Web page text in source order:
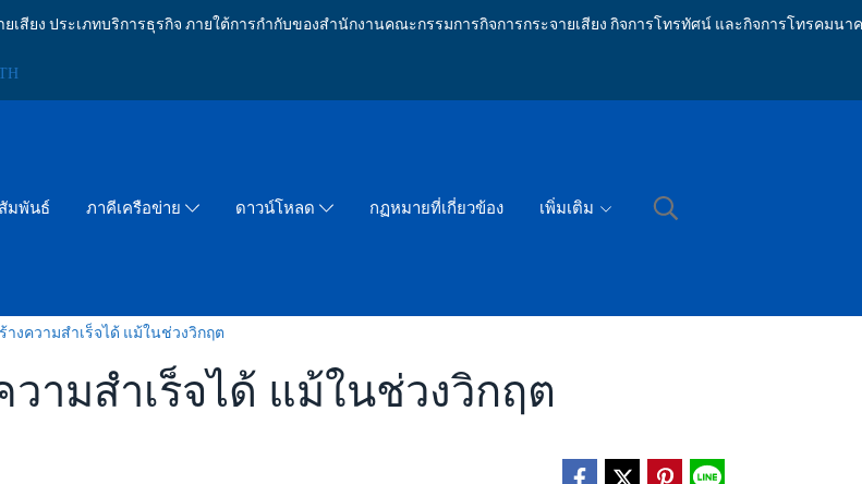
สียง ประเภทบริการธุรกิจ ภายใต้การกำกับของสำนักงานคณะกรรมการกิจการกระจายเสียง กิจการโทรทัศน์ และกิจการโทรคมนา
มพันธ์ ภาคีเครือข่าย ดาวน์โหลด กฏหมายที่เกี่ยวข้อง เพิ่มเติม
างความสำเร็จได้ แม้ในช่วงวิกฤต
ามสำเร็จได้ แม้ในช่วงวิกฤต